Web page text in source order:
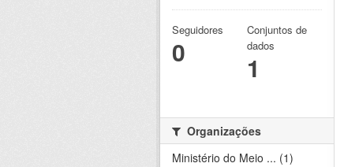
Seguidores
0
Conjuntos de
dados
1
Organizações
Ministério do Meio ... (1)